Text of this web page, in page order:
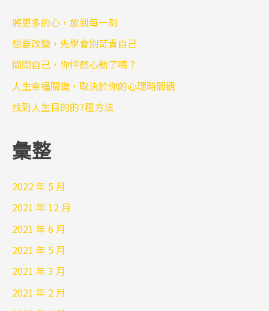
:將更多的心，放到每一刻
想要改變，先學會別苛責自己
問問自己，你怦然心動了嗎？
人生幸福關鍵，取決於你的心理時間觀
找到人生目的的7種方法
彙整
2022 年 5 月
2021 年 12 月
2021 年 6 月
2021 年 5 月
2021 年 3 月
2021 年 2 月